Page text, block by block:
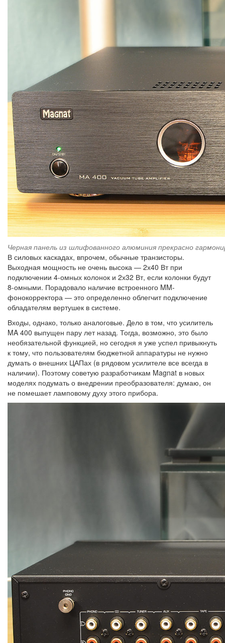
Черная панель из шлифованного алюминия прекрасно
В силовых каскадах, впрочем, обычные транзисторы.
Выходная мощность не очень высока — 2х40 Вт при
подключении 4-омных колонок и 2х32 Вт, если колонки будут
8-омными. Порадовало наличие встроенного MM-
фонокорректора — это определенно облегчит подключение
обладателям вертушек в системе.
Входы, однако, только аналоговые. Дело в том, что усилитель
MA 400 выпущен пару лет назад. Тогда, возможно, это было
необязательной функцией, но сегодня я уже успел привыкнуть
к тому, что пользователям бюджетной аппаратуры не нужно
думать о внешних ЦАПах (в рядовом усилителе все всегда в
наличии). Поэтому советую разработчикам Magnat в новых
моделях подумать о внедрении преобразователя: думаю, он
не помешает ламповому духу этого прибора.